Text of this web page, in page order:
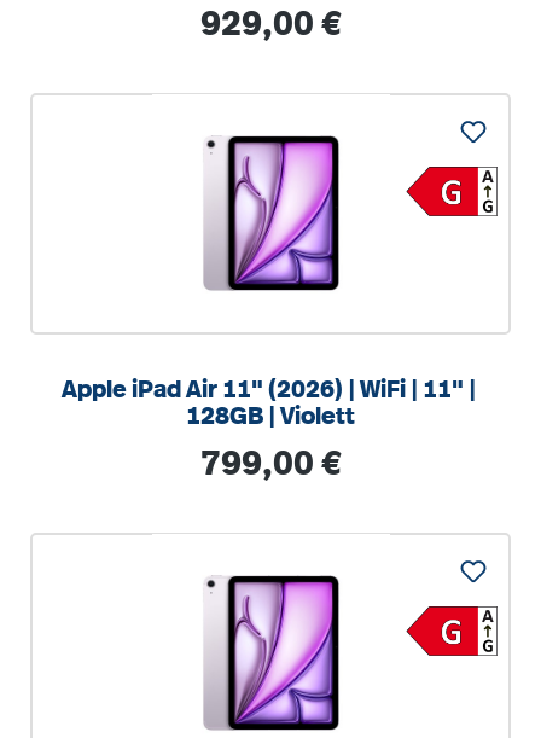
Regulärer Preis:
929,00 €
Apple iPad Air 11" (2026) | WiFi | 11" |
128GB | Violett
Regulärer Preis:
799,00 €